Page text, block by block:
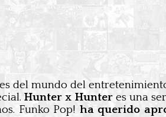
del mundo del
Hunter x Hunteres una
Funko Pop! ha querido